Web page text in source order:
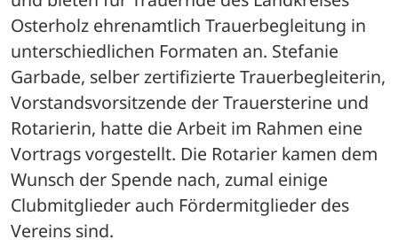
Osterholz ehrenamtlich Trauerbegleitung in
unterschiedlichen Formaten an. Stefanie
Garbade, selber zertifizierte Trauerbegleiterin,
Vorstandsvorsitzende der Trauersterine und
Rotarierin, hatte die Arbeit im Rahmen eine
Vortrags vorgestellt. Die Rotarier kamen dem
Wunsch der Spende nach, zumal einige
Clubmitglieder auch Fördermitglieder des
Vereins sind.